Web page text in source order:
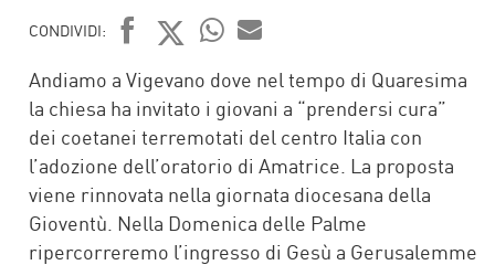
CONDIVIDI:
FACEBOOK
TWITTER
WHATSAPP
MAIL
Andiamo a Vigevano dove nel tempo di Quaresima
la chiesa ha invitato i giovani a “prendersi cura”
dei coetanei terremotati del centro Italia con
l’adozione dell’oratorio di Amatrice. La proposta
viene rinnovata nella giornata diocesana della
Gioventù. Nella Domenica delle Palme
ripercorreremo l’ingresso di Gesù a Gerusalemme